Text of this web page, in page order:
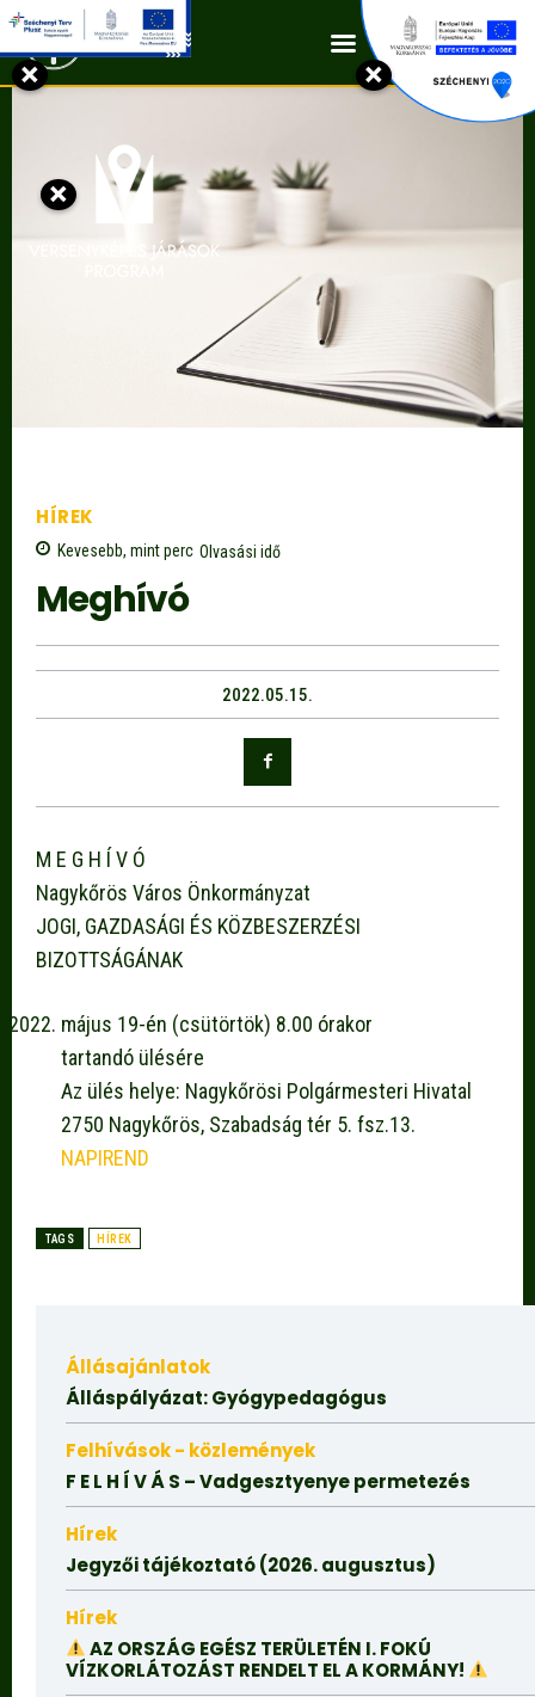
Kapcsolat
HÍREK
Kevesebb, mintperc Olvasási idő
Meghívó
2022.05.15.
M E G H Í V Ó
Nagykőrös Város Önkormányzat
JOGI, GAZDASÁGI ÉS KÖZBESZERZÉSI
BIZOTTSÁGÁNAK
május 19-én (csütörtök) 8.00 órakor
tartandó ülésére
Az ülés helye: Nagykőrösi Polgármesteri Hivatal
2750 Nagykőrös, Szabadság tér 5. fsz.13.
NAPIREND
TAGS HÍREK
Állásajánlatok
Álláspályázat: Gyógypedagógus
Felhívások - közlemények
F E L H Í V Á S – Vadgesztyenye permetezés
Hírek
Jegyzői tájékoztató (2026. augusztus)
Hírek
AZ ORSZÁG EGÉSZ TERÜLETÉN I. FOKÚ
VÍZKORLÁTOZÁST RENDELT EL A KORMÁNY!
×
×
×